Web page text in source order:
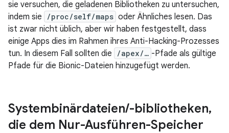
sie versuchen, die geladenen Bibliotheken zu untersuchen,
indem sie
/proc/self/maps oder Ähnliches lesen. Das
ist zwar nicht üblich, aber wir haben festgestellt, dass
einige Apps dies im Rahmen ihres Anti-Hacking-Prozesses
tun. In diesem Fall sollten die
/apex/… -Pfade als gültige
Pfade für die Bionic-Dateien hinzugefügt werden.
Systembinärdateien/-bibliotheken,
die dem Nur-Ausführen-Speicher